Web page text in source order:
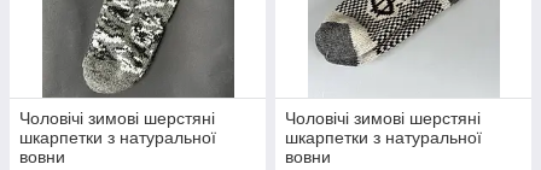
Чоловічі зимові шерстяні
шкарпетки з натуральної
вовни
Чоловічі зимові шерстяні
шкарпетки з натуральної
вовни